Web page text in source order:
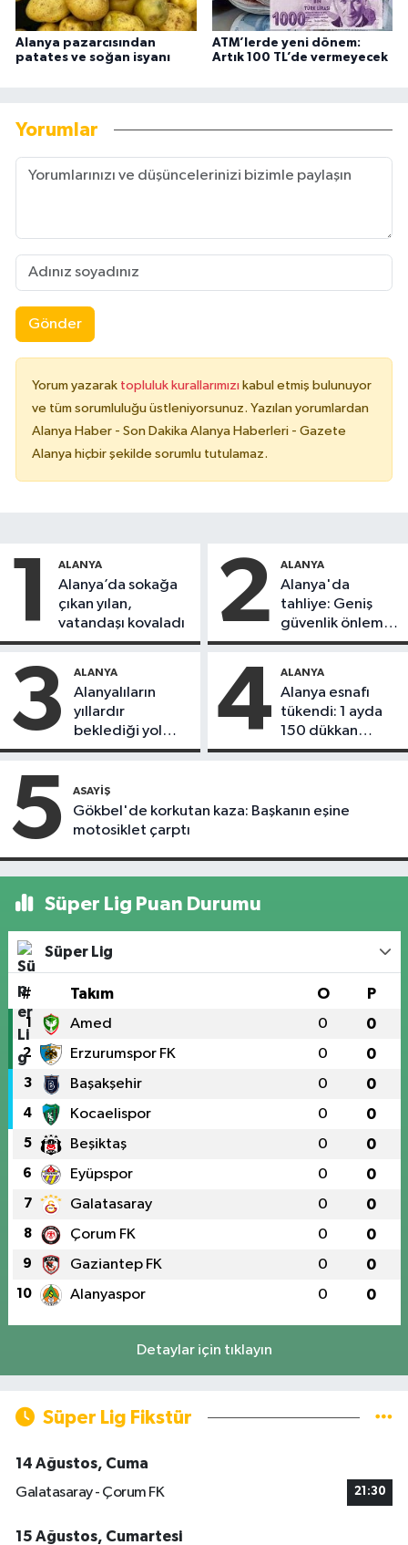
Alanya pazarcısından
patates ve soğan isyanı
ATM’lerde yeni dönem:
Artık 100 TL’de vermeyecek
Yorumlar
Gönder
Yorum yazarak topluluk kurallarımızı kabul etmiş bulunuyor
ve tüm sorumluluğu üstleniyorsunuz. Yazılan yorumlardan
Alanya Haber - Son Dakika Alanya Haberleri - Gazete
Alanya hiçbir şekilde sorumlu tutulamaz.
1 ALANYA
Alanya’da sokağa
çıkan yılan,
vatandaşı kovaladı
2 ALANYA
Alanya'da
tahliye: Geniş
güvenlik önlemi
alındı
3 ALANYA
Alanyalıların
yıllardır
beklediği yol
askıdan döndü
4 ALANYA
Alanya esnafı
tükendi: 1 ayda
150 dükkan
kapandı
5 ASAYIŞ
Gökbel'de korkutan kaza: Başkanın eşine
motosiklet çarptı
Süper Lig Puan Durumu
Süper Lig
# Takım O P
1 Amed 0 0
2 Erzurumspor FK 0 0
3 Başakşehir 0 0
4 Kocaelispor 0 0
5 Beşiktaş 0 0
6 Eyüpspor 0 0
7 Galatasaray 0 0
8 Çorum FK 0 0
9 Gaziantep FK 0 0
10 Alanyaspor 0 0
Detaylar için tıklayın
Süper Lig Fikstür
14 Ağustos, Cuma
Galatasaray - Çorum FK
21:30
15 Ağustos, Cumartesi